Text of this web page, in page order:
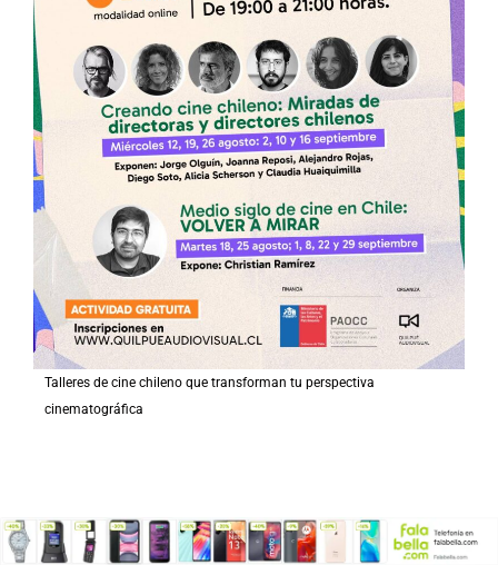
Talleres de cine chileno que transforman tu perspectiva
cinematográfica